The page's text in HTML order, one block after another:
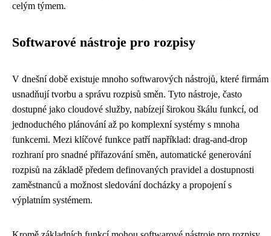
celým týmem.
Softwarové nástroje pro rozpisy
V dnešní době existuje mnoho softwarových nástrojů, které firmám
usnadňují tvorbu a správu rozpisů směn. Tyto nástroje, často
dostupné jako cloudové služby, nabízejí širokou škálu funkcí, od
jednoduchého plánování až po komplexní systémy s mnoha
funkcemi. Mezi klíčové funkce patří například: drag-and-drop
rozhraní pro snadné přiřazování směn, automatické generování
rozpisů na základě předem definovaných pravidel a dostupnosti
zaměstnanců a možnost sledování docházky a propojení s
výplatním systémem.